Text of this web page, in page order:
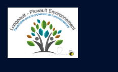
Aller
contenu